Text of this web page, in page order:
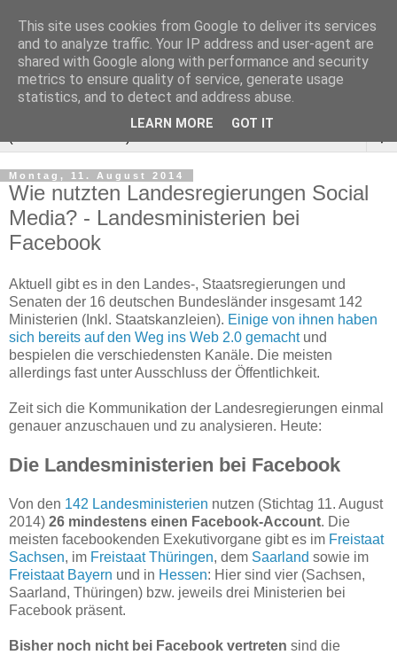
▼
Montag, 11. August 2014
Wie nutzten Landesregierungen Social
Media? - Landesministerien bei
Facebook
Aktuell gibt es in den Landes-, Staatsregierungen und
Senaten der 16 deutschen Bundesländer insgesamt 142
Ministerien (Inkl. Staatskanzleien). Einige von ihnen haben
sich bereits auf den Weg ins Web 2.0 gemachtund
bespielen die verschiedensten Kanäle. Die meisten
allerdings fast unter Ausschluss der Öffentlichkeit.
Zeit sich die Kommunikation der Landesregierungen einmal
genauer anzuschauen und zu analysieren. Heute:
Die Landesministerien bei Facebook
Von den 142 Landesministerien nutzen (Stichtag 11. August
2014) 26 mindestens einen Facebook-Account. Die
meisten facebookenden Exekutivorgane gibt es im Freistaat
Sachsen, im Freistaat Thüringen, dem Saarland sowie im
Freistaat Bayern und in Hessen: Hier sind vier (Sachsen,
Saarland, Thüringen) bzw. jeweils drei Ministerien bei
Facebook präsent.
Bisher noch nicht bei Facebook vertreten sind die
This site uses cookies from Google to deliver its services
and to analyze traffic. Your IP address and user-agent are
shared with Google along with performance and security
metrics to ensure quality of service, generate usage
statistics, and to detect and address abuse.
LEARN MORE GOT IT